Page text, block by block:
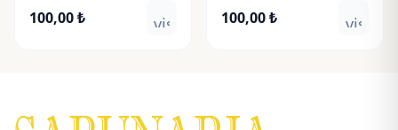
100,00₺ visibility 100,00₺